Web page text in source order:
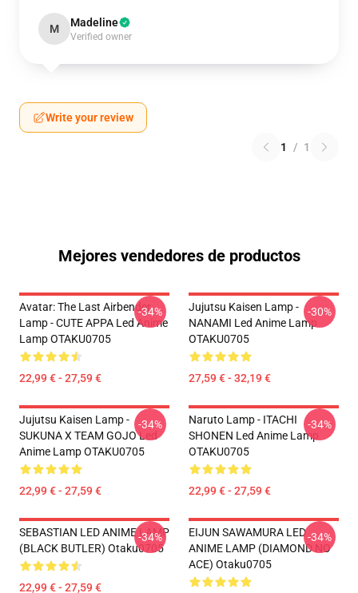
M Madeline
Verified owner
Write your review
1 / 1
Mejores vendedores de productos
Avatar: The Last Airbender
Lamp - CUTE APPA Led Anime
Lamp OTAKU0705
22,99 € - 27,59 €
-34%
Jujutsu Kaisen Lamp -
NANAMI Led Anime Lamp
OTAKU0705
27,59 € - 32,19 €
-30%
Jujutsu Kaisen Lamp -
SUKUNA X TEAM GOJO Led
Anime Lamp OTAKU0705
22,99 € - 27,59 €
-34%
Naruto Lamp - ITACHI
SHONEN Led Anime Lamp
OTAKU0705
22,99 € - 27,59 €
-34%
SEBASTIAN LED ANIME LAMP
(BLACK BUTLER) Otaku0705
22,99 € - 27,59 €
-34%
EIJUN SAWAMURA LED
ANIME LAMP (DIAMOND NO
ACE) Otaku0705
-34%